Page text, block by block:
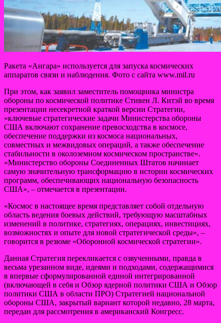
Ракета «Ангара» используется для запуска космических
аппаратов связи и наблюдения. Фото с сайта www.mil.ru
При этом, как заявил заместитель помощника министра
обороны по космической политике Стивен Л. Китэй во время
презентации несекретной краткой версии Стратегии,
«ключевые стратегические задачи Министерства обороны
США включают сохранение превосходства в космосе,
обеспечение поддержки из космоса национальных,
совместных и межвидовых операций, а также обеспечение
стабильности в околоземном космическом пространстве».
«Министерство обороны Соединенных Штатов начинает
самую значительную трансформацию в истории космических
программ, обеспечивающих национальную безопасность
США», – отмечается в презентации.
«Космос в настоящее время представляет собой отдельную
область ведения боевых действий, требующую масштабных
изменений в политике, стратегиях, операциях, инвестициях,
возможностях и опыте для новой стратегической среды», –
говорится в резюме «Оборонной космической стратегии».
Данная Стратегия перекликается с озвученными, правда в
весьма урезанном виде, идеями и подходами, содержащимися
в впервые сформулированной единой интегрированной
(включающей в себя и Обзор ядерной политики США и Обзор
политики США в области ПРО) Стратегией национальной
обороны США, закрытый вариант которой недавно, 28 марта,
передан для рассмотрения в американский Конгресс.